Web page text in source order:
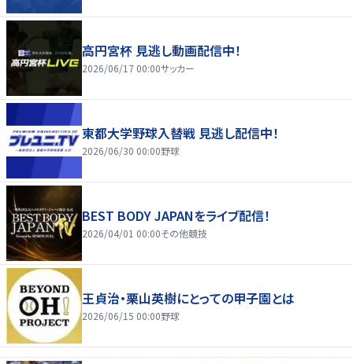
高円宮杯 見逃し動画配信中！
2026/06/17 00:00サッカー
東都大学野球入替戦 見逃し配信中！
2026/06/30 00:00野球
BEST BODY JAPANをライブ配信！
2026/04/01 00:00その他競技
王貞治・栗山英樹にとっての甲子園とは
2026/06/15 00:00野球